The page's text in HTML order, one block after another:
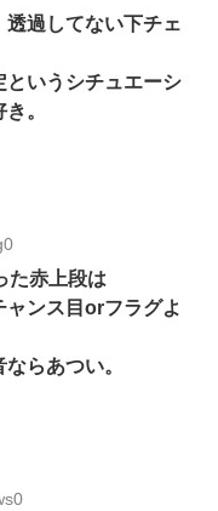
過してない下チェ
というシチュエーシ
。
た赤上段は
ンス目orフラグよ
らあつい。